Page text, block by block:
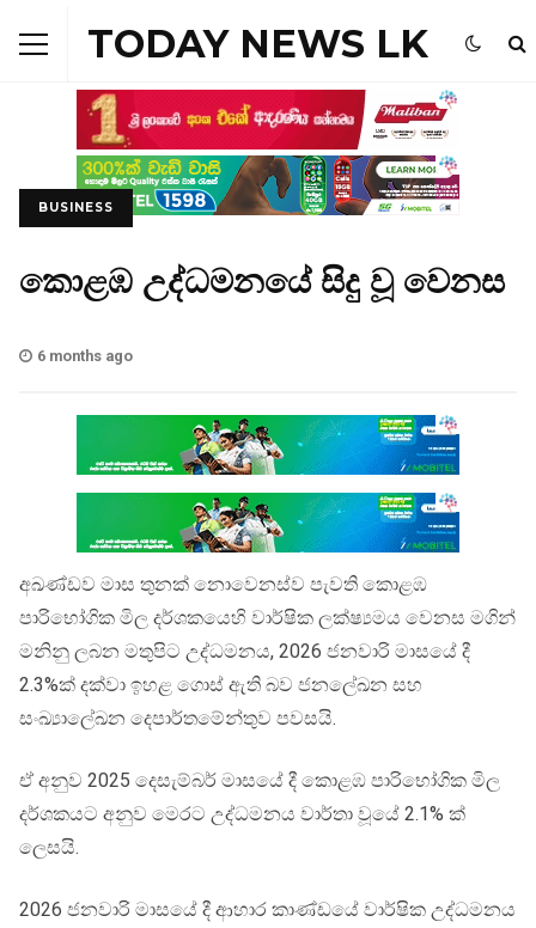
TODAY NEWS LK
BUSINESS
කොළඹ උද්ධමනයේ සිදු වූ වෙනස
6 months ago
අඛණ්ඩව මාස තුනක් නොවෙනස්ව පැවති කොළඹ
පාරිභෝගික මිල දර්ශකයෙහි වාර්ෂික ලක්ෂ්‍යමය වෙනස මගින්
මනිනු ලබන මතුපිට උද්ධමනය, 2026 ජනවාරි මාසයේ දී
2.3%ක් දක්වා ඉහළ ගොස් ඇති බව ජනලේඛන සහ
සංඛ්‍යාලේඛන දෙපාර්තමේන්තුව පවසයි.
ඒ අනුව 2025 දෙසැම්බර් මාසයේ දී කොළඹ පාරිභෝගික මිල
දර්ශකයට අනුව මෙරට උද්ධමනය වාර්තා වූයේ 2.1% ක්
ලෙසයි.
2026 ජනවාරි මාසයේ දී ආහාර කාණ්ඩයේ වාර්ෂික උද්ධමනය